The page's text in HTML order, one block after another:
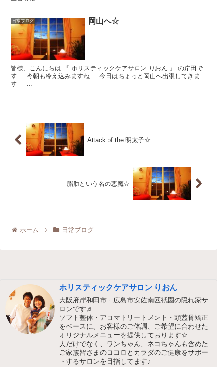
日常ブログ 岡山へ☆
皆様、こんにちは 『 ホリスティックケアサロン りおん 』 の岸田で
す 今朝も冷え込みますね 今日はちょっと岡山へ出張してきま
す ...
Attack of the 明太子☆
脂肪という名の悪魔☆
ホーム 日常ブログ
ホリスティックケアサロン りおん
大阪府岸和田市・広島市安佐南区祇園の隠れ家サ
ロンです♬
ソフト整体・アロマトリートメント・頭蓋骨矯正
をベースに、お客様のご体調、ご希望に合わせた
オリジナルメニューを提供しております☆
人だけでなく、ワンちゃん、ネコちゃんも含めた
ご家族皆さまのココロとカラダのご健康をサポー
トするサロンを目指してます♪